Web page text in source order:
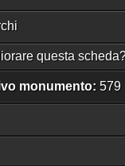
questa
monumento: 579